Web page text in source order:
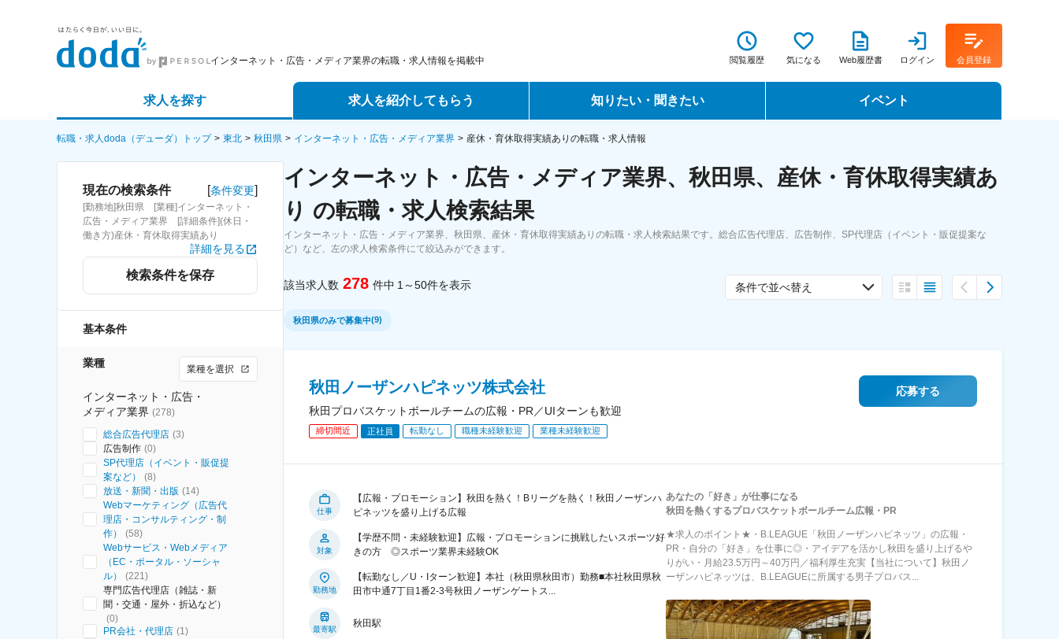
インターネット・広告・メディア業界の転職・求人情報を掲載中 閲覧履歴 気になる Web履歴書 ログイン 会員登録
求人を探す
詳細条件から探す
求人特集から探す
求人を紹介してもらう
エージェントサービス
スカウトサービス
パートナーエージェントサービス
知りたい・聞きたい
転職ノウハウ
データで見る転職
イベント
転職フェア
転職・求人doda（デューダ）トップ 東北 秋田県 インターネット・広告・メディア業界 産休・育休取得実績ありの転職・求人情報
現在の検索条件 [条件変更]
[勤務地]秋田県 [業種]インターネット・
広告・メディア業界 [詳細条件](休日・
働き方)産休・育休取得実績あり
詳細を見る
検索条件を保存
基本条件
業種 業種を選択
インターネット・広告・
メディア業界 (278)
総合広告代理店 (3)
広告制作 (0)
SP代理店（イベント・販促提
案など）
(8)
放送・新聞・出版 (14)
Webマーケティング（広告代
理店・コンサルティング・制
作）
(58)
Webサービス・Webメディア
（EC・ポータル・ソーシャ
ル）
(221)
専門広告代理店（雑誌・新
聞・交通・屋外・折込など）
(0)
PR会社・代理店 (1)
インターネット・広告・メディア業界、秋田県、産休・育休取得実績あ
り の転職・求人検索結果
インターネット・広告・メディア業界、秋田県、産休・育休取得実績ありの転職・求人検索結果です。総合広告代理店、広告制作、SP代理店（イベント・販促提案な
ど）など、左の求人検索条件にて絞込みができます。
該当求人数 278 件中 1～50件を表示 条件で並べ替え
秋田県のみで募集中(9)
秋田ノーザンハピネッツ株式会社
秋田プロバスケットボールチームの広報・PR／UIターンも歓迎
締切間近 正社員 転勤なし 職種未経験歓迎 業種未経験歓迎
応募する
仕事
【広報・プロモーション】秋田を熱く！Bリーグを熱く！秋田ノーザンハ
ピネッツを盛り上げる広報
対象
【学歴不問・未経験歓迎】広報・プロモーションに挑戦したいスポーツ好
きの方 ◎スポーツ業界未経験OK
勤務地
【転勤なし／U・Iターン歓迎】本社（秋田県秋田市）勤務■本社秋田県秋
田市中通7丁目1番2-3号秋田ノーザンゲートス...
最寄駅
秋田駅
あなたの「好き」が仕事になる
秋田を熱くするプロバスケットボールチーム広報・PR
★求人のポイント★・B.LEAGUE「秋田ノーザンハピネッツ」の広報・
PR・自分の「好き」を仕事に◎・アイデアを活かし秋田を盛り上げるや
りがい・月給23.5万円～40万円／福利厚生充実【当社について】秋田ノ
ーザンハピネッツは、B.LEAGUEに所属する男子プロバス...